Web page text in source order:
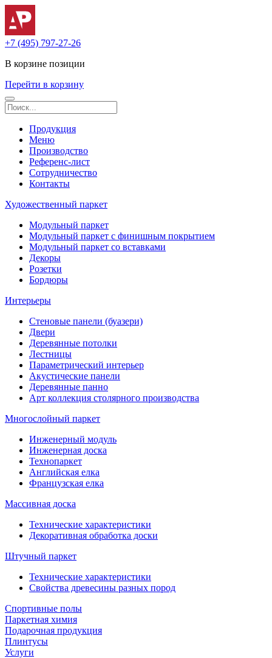
+7 (495) 797-27-26
В корзине позиции
Перейти в корзину
Продукция
Меню
Производство
Референс-лист
Сотрудничество
Контакты
Художественный паркет
Модульный паркет
Модульный паркет с финишным покрытием
Модульный паркет со вставками
Декоры
Розетки
Бордюры
Интерьеры
Стеновые панели (буазери)
Двери
Деревянные потолки
Лестницы
Параметрический интерьер
Акустические панели
Деревянные панно
Арт коллекция столярного производства
Многослойный паркет
Инженерный модуль
Инженерная доска
Технопаркет
Английская елка
Французская елка
Массивная доска
Технические характеристики
Декоративная обработка доски
Штучный паркет
Технические характеристики
Свойства древесины разных пород
Спортивные полы
Паркетная химия
Подарочная продукция
Плинтусы
Услуги